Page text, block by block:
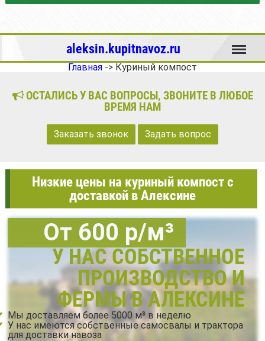
aleksin.kupitnavoz.ru Меню
Главная -> Куриный компост
ОСТАЛИСЬ У ВАС ВОПРОСЫ, ЗВОНИТЕ В ЛЮБОЕ
ВРЕМЯ НАМ
Заказать звонок Задать вопрос
Низкие цены на куриный компост с
доставкой в Алексине
От 600 р/м³
У НАС СОБСТВЕННОЕ
ПРОИЗВОДСТВО И
ФЕРМЫ В АЛЕКСИНЕ
Мы доставляем более 5000 м³ в неделю
У нас имеются собственные самосвалы и трактора
для доставки навоза